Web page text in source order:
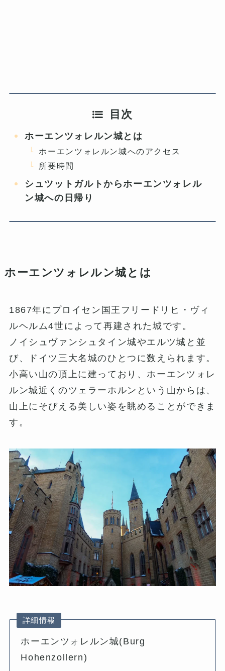
目次
ホーエンツォレルン城とは
ホーエンツォレルン城へのアクセス
所要時間
シュツットガルトからホーエンツォレル
ン城への日帰り
ホーエンツォレルン城とは
1867年にプロイセン国王フリードリヒ・ヴィ
ルヘルム4世によって再建された城です。
ノイシュヴァンシュタイン城やエルツ城と並
び、ドイツ三大名城のひとつに数えられます。
小高い山の頂上に建っており、ホーエンツォレ
ルン城近くのツェラーホルンという山からは、
山上にそびえる美しい姿を眺めることができま
す。
詳細情報
ホーエンツォレルン城(Burg
Hohenzollern)